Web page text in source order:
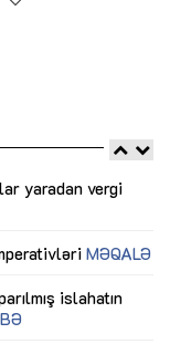
yaradan vergi
MƏQALƏ
islahatın